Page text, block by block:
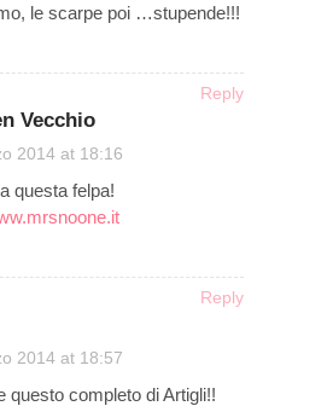
le scarpe poi …stupende!!!
Reply
Vecchio
2014 at 18:16
questa felpa!
Reply
2014 at 18:57
questo completo di Artigli!!